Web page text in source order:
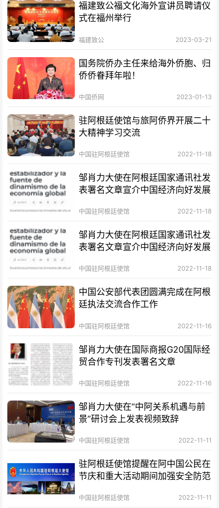
福建致公福文化海外宣讲员聘请仪
式在福州举行
福建致公 2023-03-21
国务院侨办主任来给海外侨胞、归
侨侨眷拜年啦！
中国侨网 2023-01-13
驻阿根廷使馆与旅阿侨界开展二十
大精神学习交流
中国驻阿根廷使馆 2022-11-18
邹肖力大使在阿根廷国家通讯社发
表署名文章宣介中国经济向好发展
中国驻阿根廷使馆 2022-11-18
邹肖力大使在阿根廷国家通讯社发
表署名文章宣介中国经济向好发展
中国驻阿根廷使馆 2022-11-18
中国公安部代表团圆满完成在阿根
廷执法交流合作工作
中国驻阿根廷使馆 2022-11-16
邹肖力大使在国际商报G20国际经
贸合作专刊发表署名文章
中国驻阿根廷使馆 2022-11-16
邹肖力大使在“中阿关系机遇与前
景”研讨会上发表视频致辞
中国驻阿根廷使馆 2022-11-11
驻阿根廷使馆提醒在阿中国公民在
节庆和重大活动期间加强安全防范
中国驻阿根廷使馆 2022-11-11